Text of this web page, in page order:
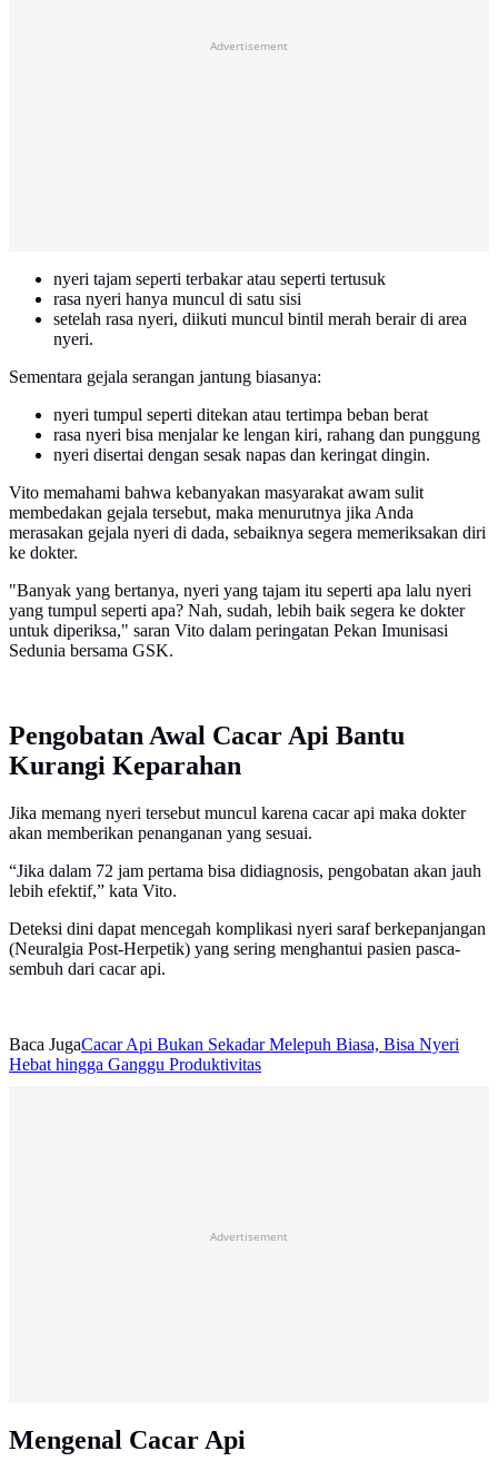
Advertisement
nyeri tajam seperti terbakar atau seperti tertusuk
rasa nyeri hanya muncul di satu sisi
setelah rasa nyeri, diikuti muncul bintil merah berair di area
nyeri.
Sementara gejala serangan jantung biasanya:
nyeri tumpul seperti ditekan atau tertimpa beban berat
rasa nyeri bisa menjalar ke lengan kiri, rahang dan punggung
nyeri disertai dengan sesak napas dan keringat dingin.
Vito memahami bahwa kebanyakan masyarakat awam sulit
membedakan gejala tersebut, maka menurutnya jika Anda
merasakan gejala nyeri di dada, sebaiknya segera memeriksakan diri
ke dokter.
"Banyak yang bertanya, nyeri yang tajam itu seperti apa lalu nyeri
yang tumpul seperti apa? Nah, sudah, lebih baik segera ke dokter
untuk diperiksa," saran Vito dalam peringatan Pekan Imunisasi
Sedunia bersama GSK.
Pengobatan Awal Cacar Api Bantu
Kurangi Keparahan
Jika memang nyeri tersebut muncul karena cacar api maka dokter
akan memberikan penanganan yang sesuai.
“Jika dalam 72 jam pertama bisa didiagnosis, pengobatan akan jauh
lebih efektif,” kata Vito.
Deteksi dini dapat mencegah komplikasi nyeri saraf berkepanjangan
(Neuralgia Post-Herpetik) yang sering menghantui pasien pasca-
sembuh dari cacar api.
Baca JugaCacar Api Bukan Sekadar Melepuh Biasa, Bisa Nyeri
Hebat hingga Ganggu Produktivitas
Advertisement
Mengenal Cacar Api